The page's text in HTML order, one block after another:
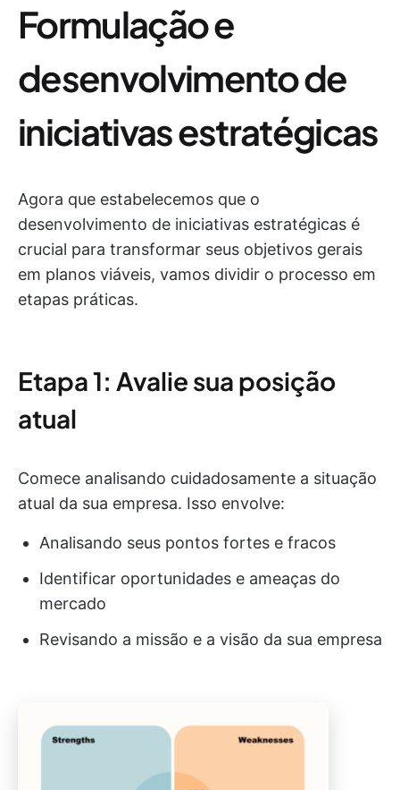
Formulação e
desenvolvimento de
iniciativas estratégicas
Agora que estabelecemos que o
desenvolvimento de iniciativas estratégicas é
crucial para transformar seus objetivos gerais
em planos viáveis, vamos dividir o processo em
etapas práticas.
Etapa 1: Avalie sua posição
atual
Comece analisando cuidadosamente a situação
atual da sua empresa. Isso envolve:
Analisando seus pontos fortes e fracos
Identificar oportunidades e ameaças do
mercado
Revisando a missão e a visão da sua empresa